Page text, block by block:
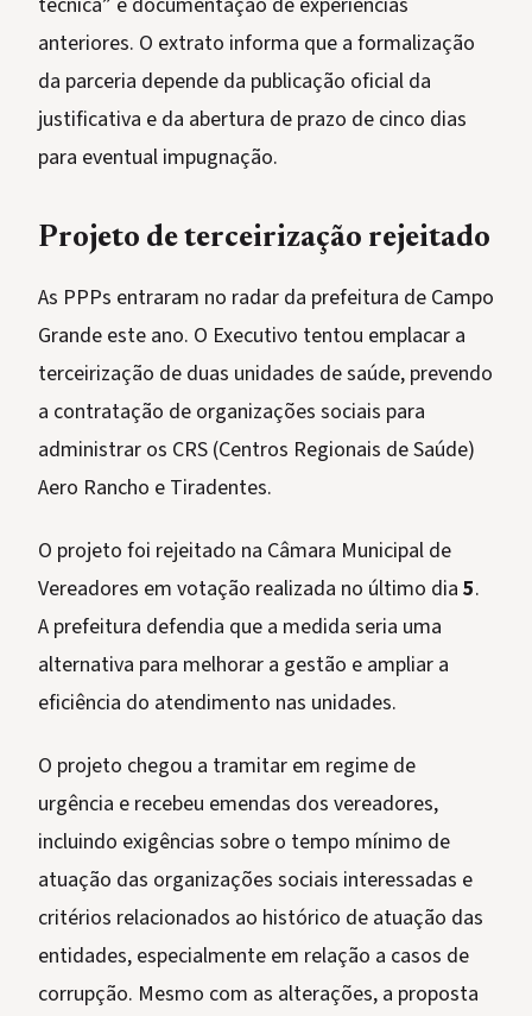
anteriores. O extrato informa que a formalização
da parceria depende da publicação oficial da
justificativa e da abertura de prazo de cinco dias
para eventual impugnação.
Projeto de terceirização rejeitado
As PPPs entraram no radar da prefeitura de Campo
Grande este ano. O Executivo tentou emplacar a
terceirização de duas unidades de saúde, prevendo
a contratação de organizações sociais para
administrar os CRS (Centros Regionais de Saúde)
Aero Rancho e Tiradentes.
O projeto foi rejeitado na Câmara Municipal de
Vereadores em votação realizada no último dia 5.
A prefeitura defendia que a medida seria uma
alternativa para melhorar a gestão e ampliar a
eficiência do atendimento nas unidades.
O projeto chegou a tramitar em regime de
urgência e recebeu emendas dos vereadores,
incluindo exigências sobre o tempo mínimo de
atuação das organizações sociais interessadas e
critérios relacionados ao histórico de atuação das
entidades, especialmente em relação a casos de
corrupção. Mesmo com as alterações, a proposta